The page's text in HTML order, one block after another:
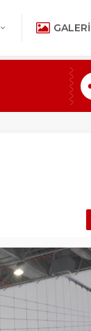
GALERI